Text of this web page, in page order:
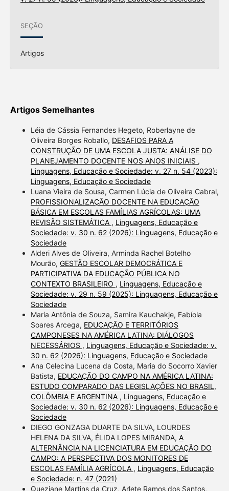
SEÇÃO
Artigos
Artigos Semelhantes
Léia de Cássia Fernandes Hegeto, Roberlayne de
Oliveira Borges Roballo, DESAFIOS PARA A
CONSTRUÇÃO DE UMA ESCOLA JUSTA: ANÁLISE DO
PLANEJAMENTO DOCENTE NOS ANOS INICIAIS ,
Linguagens, Educação e Sociedade: v. 27 n. 54 (2023):
Linguagens, Educação e Sociedade
Luana Vieira de Sousa, Carmen Lúcia de Oliveira Cabral,
PROFISSIONALIZAÇÃO DOCENTE NA EDUCAÇÃO
BÁSICA EM ESCOLAS FAMÍLIAS AGRÍCOLAS: UMA
REVISÃO SISTEMÁTICA , Linguagens, Educação e
Sociedade: v. 30 n. 62 (2026): Linguagens, Educação e
Sociedade
Alderi Alves de Oliveira, Arminda Rachel Botelho
Mourão, GESTÃO ESCOLAR DEMOCRÁTICA E
PARTICIPATIVA DA EDUCAÇÃO PÚBLICA NO
CONTEXTO BRASILEIRO , Linguagens, Educação e
Sociedade: v. 29 n. 59 (2025): Linguagens, Educação e
Sociedade
Maria Antônia de Souza, Samira Kauchakje, Fabíola
Soares Arcega, EDUCAÇÃO E TERRITÓRIOS
CAMPONESES NA AMÉRICA LATINA: DIÁLOGOS
NECESSÁRIOS , Linguagens, Educação e Sociedade: v.
30 n. 62 (2026): Linguagens, Educação e Sociedade
Ana Celecina Lucena da Costa, Maria do Socorro Xavier
Batista, EDUCAÇÃO DO CAMPO NA AMÉRICA LATINA:
ESTUDO COMPARADO DAS LEGISLAÇÕES NO BRASIL,
COLÔMBIA E ARGENTINA , Linguagens, Educação e
Sociedade: v. 30 n. 62 (2026): Linguagens, Educação e
Sociedade
DIEGO GONZAGA DUARTE DA SILVA, LOURDES
HELENA DA SILVA, ÉLIDA LOPES MIRANDA, A
ALTERNÂNCIA NA LICENCIATURA EM EDUCAÇÃO DO
CAMPO: A PERSPECTIVA DOS MONITORES DE
ESCOLAS FAMÍLIA AGRÍCOLA , Linguagens, Educação
e Sociedade: n. 47 (2021)
Queziane Martins da Cruz, Arlete Ramos dos Santos,